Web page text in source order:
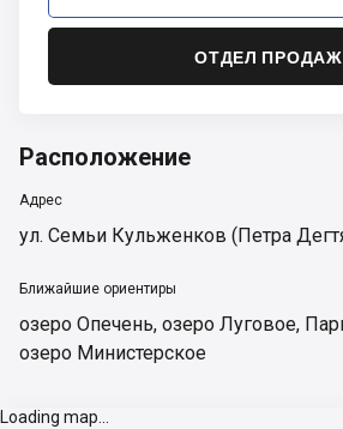
ОТДЕЛ ПРОДАЖ
Расположение
Адрес
ул. Семьи Кульженков (Петра
Ближайшие ориентиры
озеро Опечень, озеро Луговое,
озеро Министерское
Loading map...